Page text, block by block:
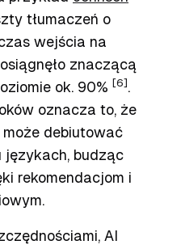
tłumaczeń o
wejścia na
znaczącą
ok. 90% [6] .
oznacza to, że
debiutować
językach, budząc
rekomendacjom i
AI